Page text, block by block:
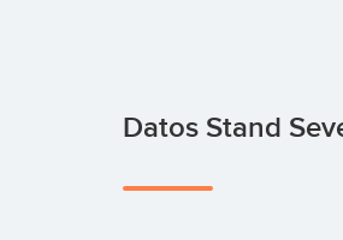
Datos Stand